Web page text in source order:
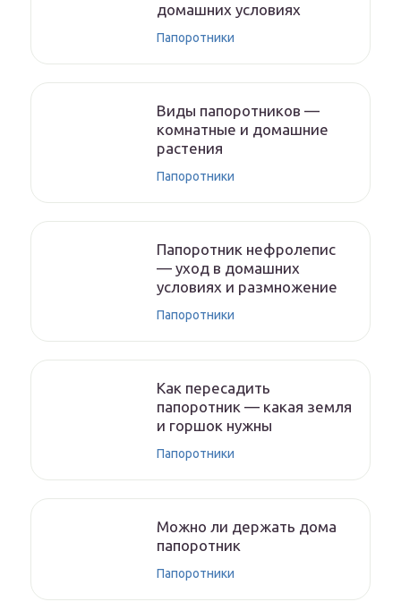
домашних условиях
Папоротники
Виды папоротников —
комнатные и домашние
растения
Папоротники
Папоротник нефролепис
— уход в домашних
условиях и размножение
Папоротники
Как пересадить
папоротник — какая земля
и горшок нужны
Папоротники
Можно ли держать дома
папоротник
Папоротники